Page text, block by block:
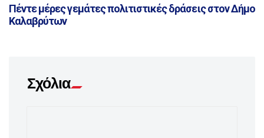
Πέντε μέρες γεμάτες πολιτιστικές δράσεις στον Δήμο
Καλαβρύτων
Σχόλια